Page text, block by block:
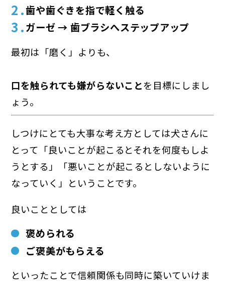
歯や歯ぐきを指で軽く触る
ガーゼ → 歯ブラシへステップアップ
最初は「磨く」よりも、
口を触られても嫌がらないことを目標にしまし
ょう。
しつけにとても大事な考え方としては犬さんに
とって「良いことが起こるとそれを何度もしよ
うとする」「悪いことが起こるとしないように
なっていく」ということです。
良いこととしては
褒められる
ご褒美がもらえる
といったことで信頼関係も同時に築いていけま